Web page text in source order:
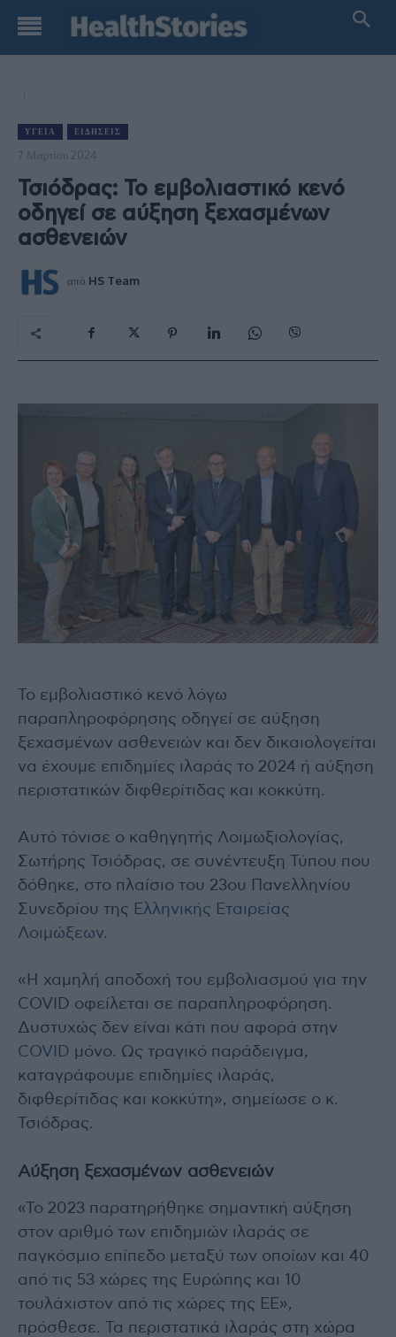
ΥΓΕΊΑ ΕΙΔΉΣΕΙΣ
7 Μαρτίου 2024
Τσιόδρας: Το εμβολιαστικό κενό
οδηγεί σε αύξηση ξεχασμένων
ασθενειών
από HS Team
Το εμβολιαστικό κενό λόγω
παραπληροφόρησης οδηγεί σε αύξηση
ξεχασμένων ασθενειών και δεν δικαιολογείται
να έχουμε επιδημίες ιλαράς το 2024 ή αύξηση
περιστατικών διφθερίτιδας και κοκκύτη.
Αυτό τόνισε ο καθηγητής Λοιμωξιολογίας,
Σωτήρης Τσιόδρας, σε συνέντευξη Τύπου που
δόθηκε, στο πλαίσιο του 23ου Πανελληνίου
Συνεδρίου της Ελληνικής Εταιρείας
Λοιμώξεων.
«Η χαμηλή αποδοχή του εμβολιασμού για την
COVID οφείλεται σε παραπληροφόρηση.
Δυστυχώς δεν είναι κάτι που αφορά στην
COVID μόνο. Ως τραγικό παράδειγμα,
καταγράφουμε επιδημίες ιλαράς,
διφθερίτιδας και κοκκύτη», σημείωσε ο κ.
Τσιόδρας.
Αύξηση ξεχασμένων ασθενειών
«Το 2023 παρατηρήθηκε σημαντική αύξηση
στον αριθμό των επιδημιών ιλαράς σε
παγκόσμιο επίπεδο μεταξύ των οποίων και 40
από τις 53 χώρες της Ευρώπης και 10
τουλάχιστον από τις χώρες της ΕΕ»,
πρόσθεσε. Τα περιστατικά ιλαράς στη χώρα